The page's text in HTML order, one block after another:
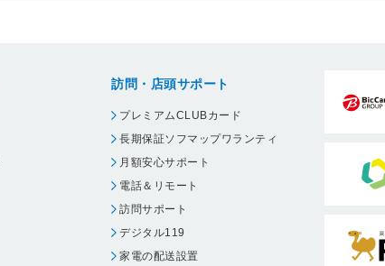
訪問・店頭サポート
プレミアムCLUBカード
長期保証ソフマップワランティ
月額安心サポート
電話＆リモート
訪問サポート
デジタル119
家電の配送設置